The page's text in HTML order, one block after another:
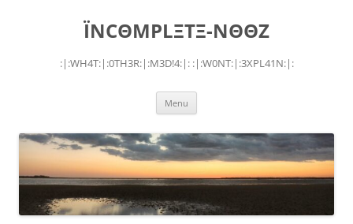
ÏNCΘMPLΞTΞ-NΘΘZ
:|:WH4T:|:0TH3R:|:M3D!4:|: :|:W0NT:|:3XPL41N:|:
Menu